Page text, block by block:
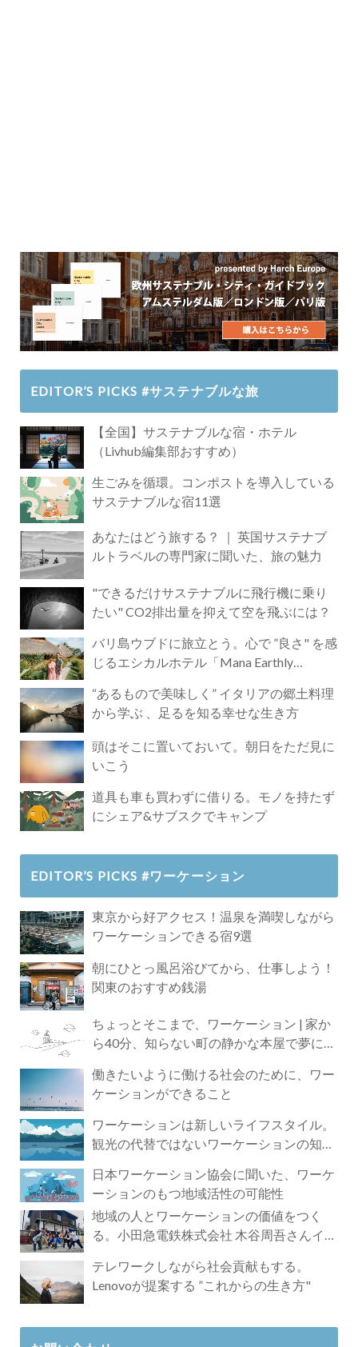
EDITOR’S PICKS #サステナブルな旅
【全国】サステナブルな宿・ホテル
（Livhub編集部おすすめ）
生ごみを循環。コンポストを導入している
サステナブルな宿11選
あなたはどう旅する？ ｜ 英国サステナブ
ルトラベルの専門家に聞いた、旅の魅力
"できるだけサステナブルに飛行機に乗り
たい" CO2排出量を抑えて空を飛ぶには？
バリ島ウブドに旅立とう。心で ”良さ" を感
じるエシカルホテル「Mana Earthly
“あるもので美味しく” イタリアの郷土料理
から学ぶ 、足るを知る幸せな生き方
頭はそこに置いておいて。朝日をただ見に
いこう
道具も車も買わずに借りる。モノを持たず
にシェア&サブスクでキャンプ
EDITOR’S PICKS #ワーケーション
東京から好アクセス！温泉を満喫しながら
ワーケーションできる宿9選
朝にひとっ風呂浴びてから、仕事しよう！
関東のおすすめ銭湯
ちょっとそこまで、ワーケーション | 家か
ら40分、知らない町の静かな本屋で夢に近
働きたいように働ける社会のために、ワー
ケーションができること
ワーケーションは新しいライフスタイル。
観光の代替ではないワーケーションの知ら
日本ワーケーション協会に聞いた、ワーケ
ーションのもつ地域活性の可能性
地域の人とワーケーションの価値をつく
る。小田急電鉄株式会社 木谷周吾さんイン
テレワークしながら社会貢献もする。
Lenovoが提案する ”これからの生き方"